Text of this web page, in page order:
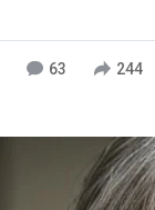
63 244